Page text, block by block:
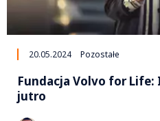
20.05.2024 Pozostałe
Fundacja Volvo for
jutro